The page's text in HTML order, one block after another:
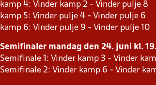
kamp 4: Vinder kamp 2 - Vinder pulje 8
kamp 5: Vinder pulje 4 - Vinder pulje 6
kamp 6: Vinder pulje 9 - Vinder pulje 10
Semifinaler mandag den 24. juni kl.
Semifinale 1: Vinder kamp 3 - Vinder
Semifinale 2: Vinder kamp 6 - Vinder